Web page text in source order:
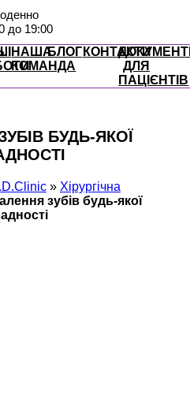
до 19:00
НАША
КОМАНДА
БЛОГ КОНТАКТИ
ДЛЯ
ПАЦІЄНТІВ
БУДЬ-ЯКОЇ
» Хiрургічна
зубів будь-якої